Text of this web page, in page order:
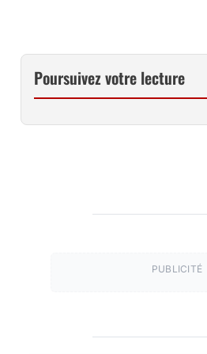
Poursuivez votre lecture
PUBLICITÉ